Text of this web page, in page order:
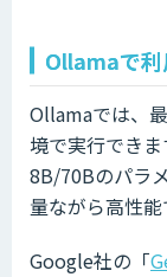
Ollamaで利
Ollamaでは、
境で実行でき
8B/70Bのパラ
量ながら高性能
Google社の「